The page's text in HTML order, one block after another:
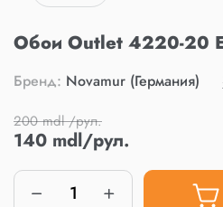
Обои Outlet 4220-20
Бренд: Novamur (Германия)
200 mdl /рул.
140 mdl/рул.